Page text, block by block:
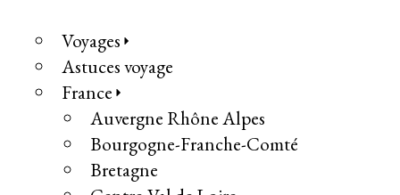
Voyages
Astuces voyage
France
Auvergne Rhône Alpes
Bourgogne-Franche-Comté
Bretagne